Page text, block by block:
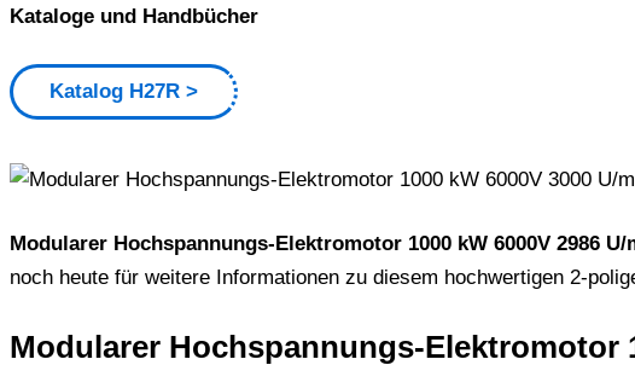
Kataloge und Handbücher
Katalog H27R
Modularer Hochspannungs-Elektromotor 1000 kW 6000V 2986 U/
noch heute für weitere Informationen zu diesem hochwertigen 2-
Modularer Hochspannungs-Elektromotor